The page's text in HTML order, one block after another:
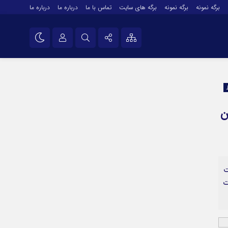
برگه نمونه برگه نمونه برگه های سایت تماس با ما درباره ما درباره ما